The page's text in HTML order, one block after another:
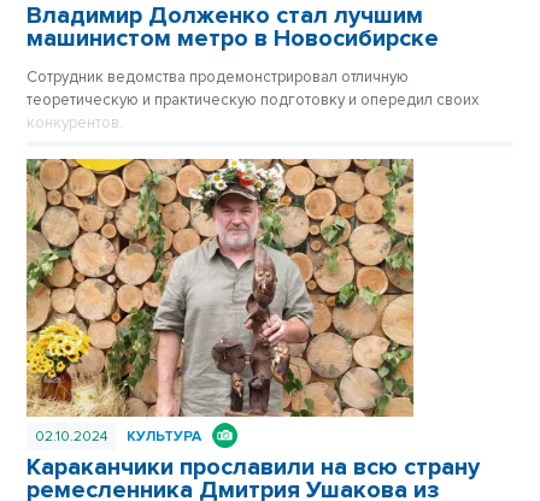
Владимир Долженко стал лучшим
машинистом метро в Новосибирске
Сотрудник ведомства продемонстрировал отличную
теоретическую и практическую подготовку и опередил своих
конкурентов.
02.10.2024 КУЛЬТУРА
Караканчики прославили на всю страну
ремесленника Дмитрия Ушакова из